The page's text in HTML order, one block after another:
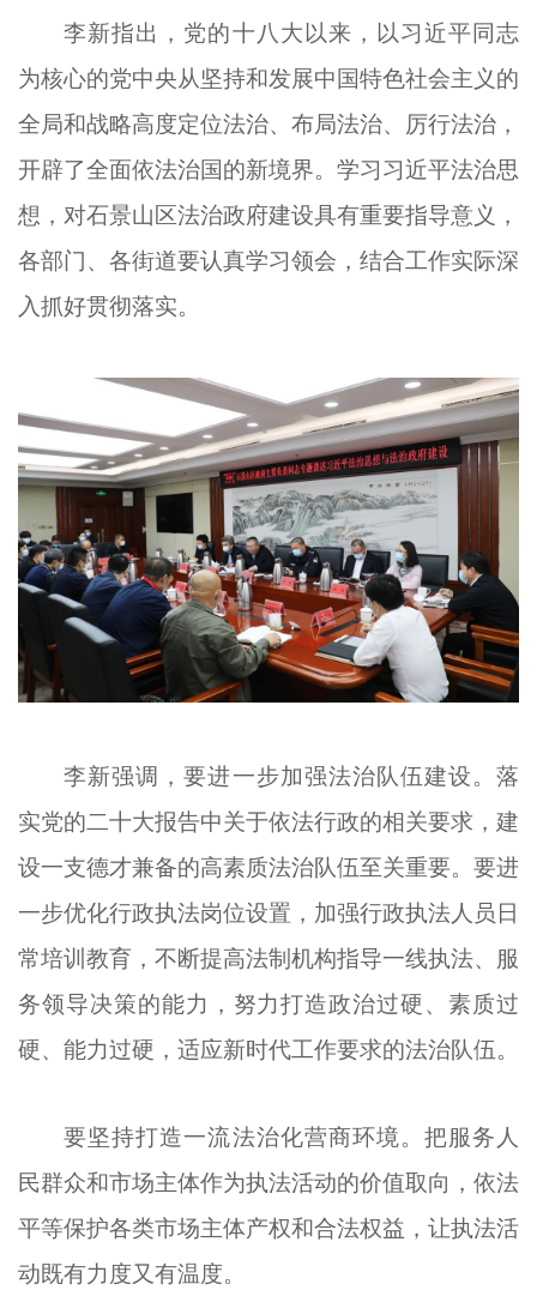
李新指出，党的十八大以来，以习近平同志
为核心的党中央从坚持和发展中国特色社会主义的
全局和战略高度定位法治、布局法治、厉行法治，
开辟了全面依法治国的新境界。学习习近平法治思
想，对石景山区法治政府建设具有重要指导意义，
各部门、各街道要认真学习领会，结合工作实际深
入抓好贯彻落实。
李新强调，要进一步加强法治队伍建设。落
实党的二十大报告中关于依法行政的相关要求，建
设一支德才兼备的高素质法治队伍至关重要。要进
一步优化行政执法岗位设置，加强行政执法人员日
常培训教育，不断提高法制机构指导一线执法、服
务领导决策的能力，努力打造政治过硬、素质过
硬、能力过硬，适应新时代工作要求的法治队伍。
要坚持打造一流法治化营商环境。把服务人
民群众和市场主体作为执法活动的价值取向，依法
平等保护各类市场主体产权和合法权益，让执法活
动既有力度又有温度。